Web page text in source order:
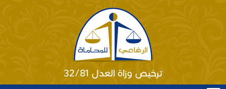
ترخيص وزاة العدل 32/81